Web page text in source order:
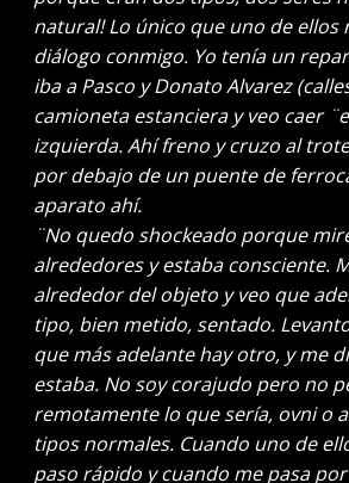
natural! Lo único que uno de ellos
diálogo conmigo. Yo tenía un
iba a Pasco y Donato Alvarez
camioneta estanciera y veo caer
izquierda. Ahí freno y cruzo al
por debajo de un puente de
aparato ahí.
¨No quedo shockeado porque
alrededores y estaba consciente.
alrededor del objeto y veo que
tipo, bien metido, sentado.
que más adelante hay otro, y me
estaba. No soy corajudo pero no
remotamente lo que sería, ovni o
tipos normales. Cuando uno de
paso rápido y cuando me pasa